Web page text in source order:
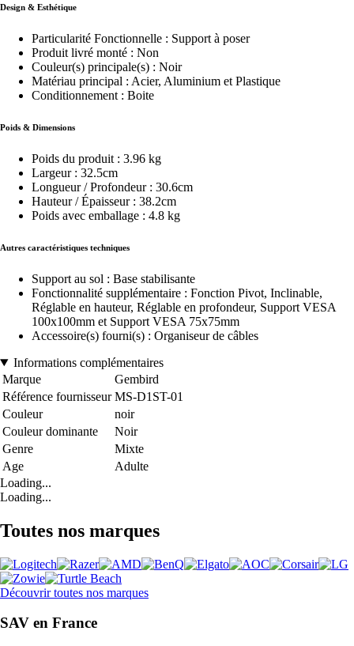
Design & Esthétique
Particularité Fonctionnelle : Support à poser
Produit livré monté : Non
Couleur(s) principale(s) : Noir
Matériau principal : Acier, Aluminium et Plastique
Conditionnement : Boite
Poids & Dimensions
Poids du produit : 3.96 kg
Largeur : 32.5cm
Longueur / Profondeur : 30.6cm
Hauteur / Épaisseur : 38.2cm
Poids avec emballage : 4.8 kg
Autres caractéristiques techniques
Support au sol : Base stabilisante
Fonctionnalité supplémentaire : Fonction Pivot, Inclinable,
Réglable en hauteur, Réglable en profondeur, Support VESA
100x100mm et Support VESA 75x75mm
Accessoire(s) fourni(s) : Organiseur de câbles
Informations complémentaires
Marque
Gembird
Référence fournisseur MS-D1ST-01
Couleur
noir
Couleur dominante
Noir
Genre
Mixte
Age
Adulte
Loading...
Loading...
Toutes nos marques
Découvrir toutes nos marques
SAV en France